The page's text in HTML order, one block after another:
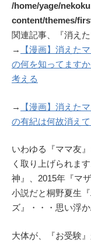
/home/yage/
content/themes/
関連記事、『消え
→
【漫画】消えた
の何を知ってます
考える
→
【漫画】消えた
の有紀は何故消え
いわゆる『ママ友
く取り上げられま
神』、2015年『マ
小説だと桐野夏生
ズ』・・・思い浮
大体が、『お受験